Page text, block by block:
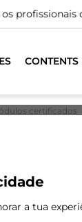
distribuidores
CONTENTS
a tua
certificados